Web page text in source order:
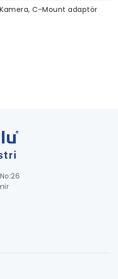
Kamera, C-Mount adaptör